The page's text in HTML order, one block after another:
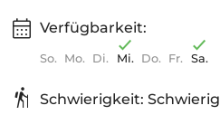
Verfügbarkeit:
So. Mo. Di. Mi. Do. Fr. Sa.
Schwierigkeit: Schwierig